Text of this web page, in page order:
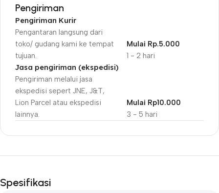
Pengiriman
Pengiriman Kurir
Pengantaran langsung dari
toko/ gudang kami ke tempat
tujuan.
1 - 2 hari
Mulai Rp.5.000
Jasa pengiriman (ekspedisi)
Pengiriman melalui jasa
ekspedisi sepert JNE, J&T,
Lion Parcel atau ekspedisi
lainnya.
3 - 5 hari
Mulai Rp10.000
Unbeatable offers
Blowout!
Spesifikasi